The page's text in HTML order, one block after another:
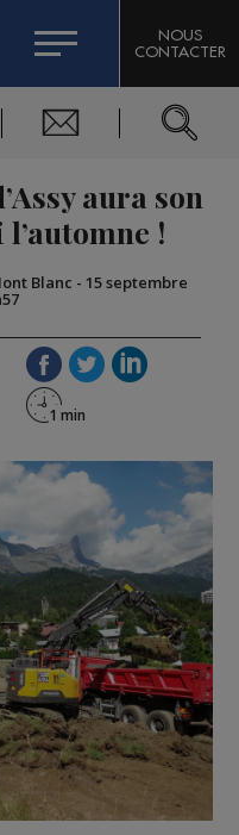
L'EXPERT
SKIABLES
BLANC
NOUS
CONTACTER
aura son
!
Blanc - 15 septembre